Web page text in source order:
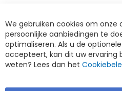
We gebruiken cookies om
persoonlijke aanbiedingen te
optimaliseren. Als u de
accepteert, kan dit uw ervaring
weten? Lees dan het